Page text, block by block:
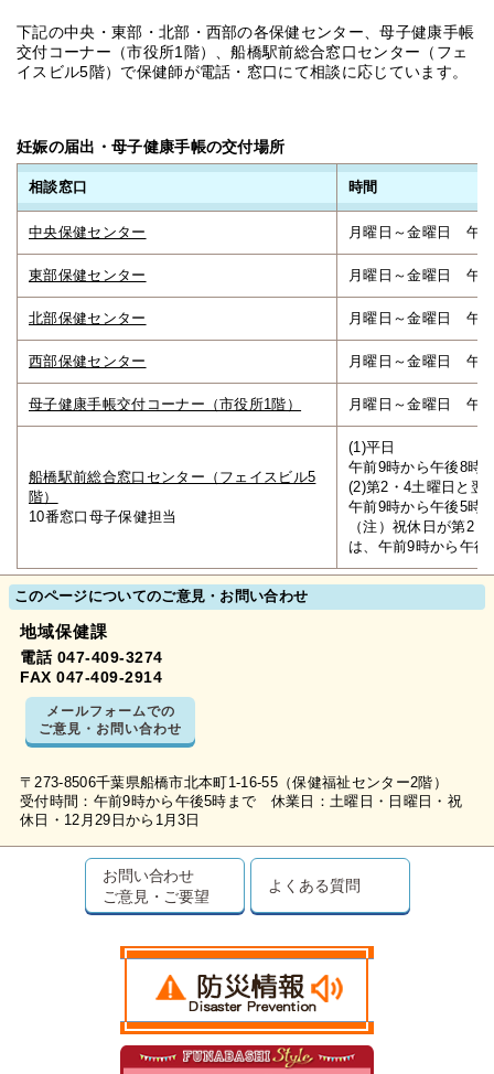
下記の中央・東部・北部・西部の各保健センター、母子健康手帳
交付コーナー（市役所1階）、船橋駅前総合窓口センター（フェ
イスビル5階）で保健師が電話・窓口にて相談に応じています。
妊娠の届出・母子健康手帳の交付場所
相談窓口 時間
中央保健センター 月曜日～金曜日 午
東部保健センター 月曜日～金曜日 午
北部保健センター 月曜日～金曜日 午
西部保健センター 月曜日～金曜日 午
母子健康手帳交付コーナー（市役所1階） 月曜日～金曜日 午
船橋駅前総合窓口センター（フェイスビル5
階）
10番窓口母子保健担当
(1)平日
午前9時から午後8時
(2)第2・4土曜日と翌
午前9時から午後5時
（注）祝休日が第2
は、午前9時から午後
このページについてのご意見・お問い合わせ
地域保健課
電話 047-409-3274
FAX 047-409-2914
メールフォームでの
ご意見・お問い合わせ
〒273-8506千葉県船橋市北本町1-16-55（保健福祉センター2階）
受付時間：午前9時から午後5時まで 休業日：土曜日・日曜日・祝
休日・12月29日から1月3日
お問い合わせ
ご意見・ご要望
よくある質問